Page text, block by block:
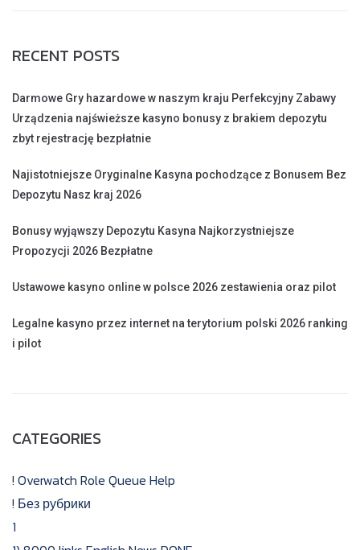
RECENT POSTS
Darmowe Gry hazardowe w naszym kraju Perfekcyjny Zabawy
Urządzenia najświeższe kasyno bonusy z brakiem depozytu
zbyt rejestrację bezpłatnie
Najistotniejsze Oryginalne Kasyna pochodzące z Bonusem Bez
Depozytu Nasz kraj 2026
Bonusy wyjąwszy Depozytu Kasyna Najkorzystniejsze
Propozycji 2026 Bezpłatne
Ustawowe kasyno online w polsce 2026 zestawienia oraz pilot
Legalne kasyno przez internet na terytorium polski 2026 ranking
i pilot
CATEGORIES
! Overwatch Role Queue Help
! Без рубрики
1